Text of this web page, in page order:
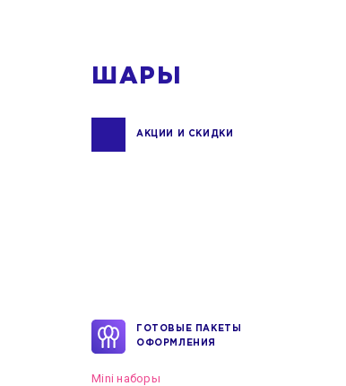
ШАРЫ
АКЦИИ И СКИДКИ
ГОТОВЫЕ ПАКЕТЫ
ОФОРМЛЕНИЯ
Mini наборы